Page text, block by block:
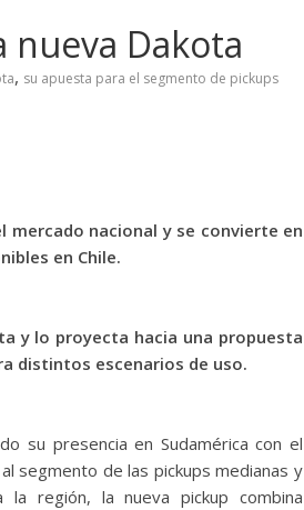
nueva Dakota
, su apuesta para el segmento de pickups
mercado nacional y se convierte en
en Chile.
y lo proyecta hacia una propuesta
distintos escenarios de uso.
su presencia en Sudamérica con el
segmento de las pickups medianas y
la región, la nueva pickup combina